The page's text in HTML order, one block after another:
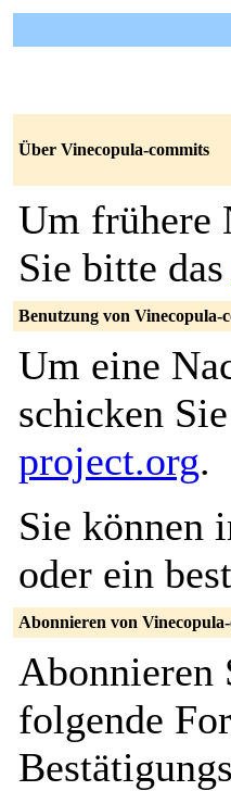
Über Vinecopula-commits
Um frühere
Sie bitte das
Benutzung von Vinecopula-
Um eine
schicken
project.org.
Sie können
oder ein
Abonnieren von
Abonnieren
folgende